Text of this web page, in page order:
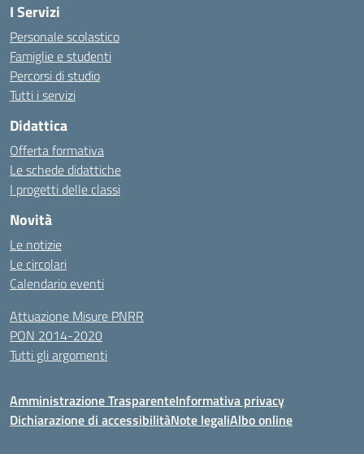
I Servizi
Personale scolastico
Famiglie e studenti
Percorsi di studio
Tutti i servizi
Didattica
Offerta formativa
Le schede didattiche
I progetti delle classi
Novità
Le notizie
Le circolari
Calendario eventi
Attuazione Misure PNRR
PON 2014-2020
Tutti gli argomenti
Amministrazione TrasparenteInformativa privacy
Dichiarazione di accessibilitàNote legaliAlbo online